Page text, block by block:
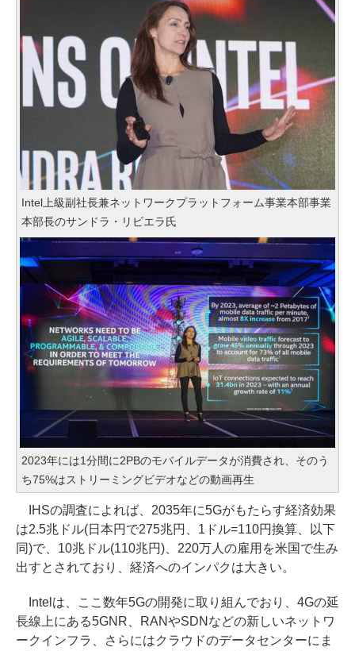
Intel上級副社長兼ネットワークプラットフォーム事業本部事業
本部長のサンドラ・リビエラ氏
2023年には1分間に2PBのモバイルデータが消費され、そのう
ち75%はストリーミングビデオなどの動画再生
IHSの調査によれば、2035年に5Gがもたらす経済効果
は2.5兆ドル(日本円で275兆円、1ドル=110円換算、以下
同)で、10兆ドル(110兆円)、220万人の雇用を米国で生み
出すとされており、経済へのインパクは大きい。
Intelは、ここ数年5Gの開発に取り組んでおり、4Gの延
長線上にある5GNR、RANやSDNなどの新しいネットワ
ークインフラ、さらにはクラウドのデータセンターにま